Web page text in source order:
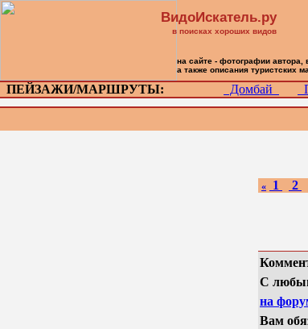
ПЕЙЗАЖИ/МАРШРУТЫ: Домбай
« 1 2
С
на
Вам
ВидоИскатель.ру
в поисках хороших видов
на сайте - фотографии автора,
а также описания туристских